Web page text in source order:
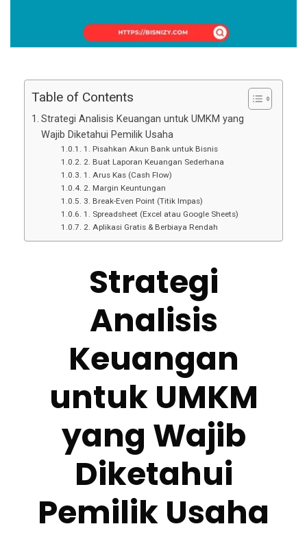
Table of Contents
Strategi Analisis Keuangan untuk UMKM yang
Wajib Diketahui Pemilik Usaha
1. Pisahkan Akun Bank untuk Bisnis
2. Buat Laporan Keuangan Sederhana
1. Arus Kas (Cash Flow)
2. Margin Keuntungan
3. Break-Even Point (Titik Impas)
1. Spreadsheet (Excel atau Google Sheets)
2. Aplikasi Gratis & Berbiaya Rendah
Strategi
Analisis
Keuangan
untuk UMKM
yang Wajib
Diketahui
Pemilik Usaha